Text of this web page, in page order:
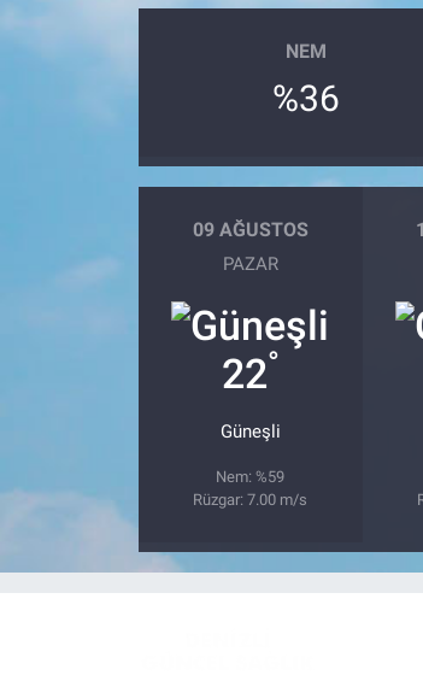
NEM
%36
09 AĞUSTOS
PAZAR
22°
Güneşli
Nem: %59
Rüzgar: 7.00 m/s